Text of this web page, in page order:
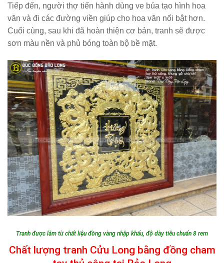
Tiếp đến, người thợ tiến hành dùng ve búa tạo hình hoa
văn và đi các đường viền giúp cho hoa văn nổi bật hơn.
Cuối cùng, sau khi đã hoàn thiện cơ bản, tranh sẽ được
sơn màu nền và phủ bóng toàn bộ bề mặt.
Tranh được làm từ chất liệu đồng vàng nhập khẩu, độ dày tiêu chuẩn 8 rem
Chất lượng tranh Cửu Long bằng đồng cham